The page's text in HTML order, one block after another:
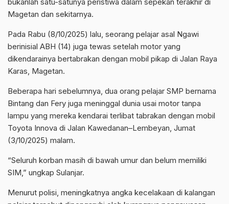
Magetan dan sekitarnya.
Pada Rabu (8/10/2025) lalu, seorang pelajar asal Ngawi
berinisial ABH (14) juga tewas setelah motor yang
dikendarainya bertabrakan dengan mobil pikap di Jalan Raya
Karas, Magetan.
Beberapa hari sebelumnya, dua orang pelajar SMP bernama
Bintang dan Fery juga meninggal dunia usai motor tanpa
lampu yang mereka kendarai terlibat tabrakan dengan mobil
Toyota Innova di Jalan Kawedanan–Lembeyan, Jumat
(3/10/2025) malam.
“Seluruh korban masih di bawah umur dan belum memiliki
SIM,” ungkap Sulanjar.
Menurut polisi, meningkatnya angka kecelakaan di kalangan